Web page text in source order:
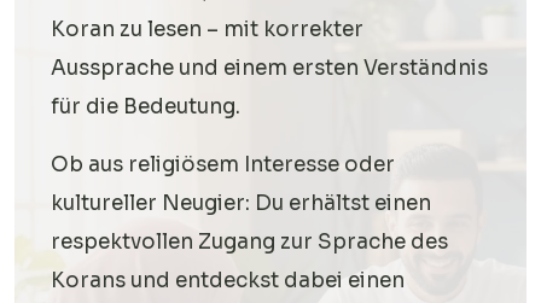
Koran zu lesen – mit korrekter
Aussprache und einem ersten Verständnis
für die Bedeutung.
Ob aus religiösem Interesse oder
kultureller Neugier: Du erhältst einen
respektvollen Zugang zur Sprache des
Korans und entdeckst dabei einen